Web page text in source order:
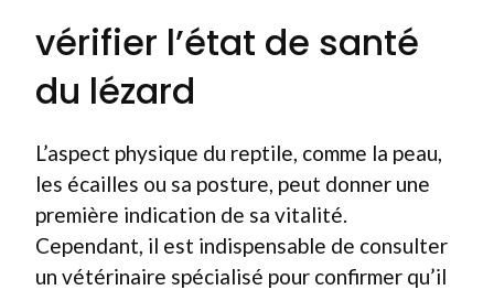
vérifier l’état de santé
du lézard
L’aspect physique du reptile, comme la peau,
les écailles ou sa posture, peut donner une
première indication de sa vitalité.
Cependant, il est indispensable de consulter
un vétérinaire spécialisé pour confirmer qu’il